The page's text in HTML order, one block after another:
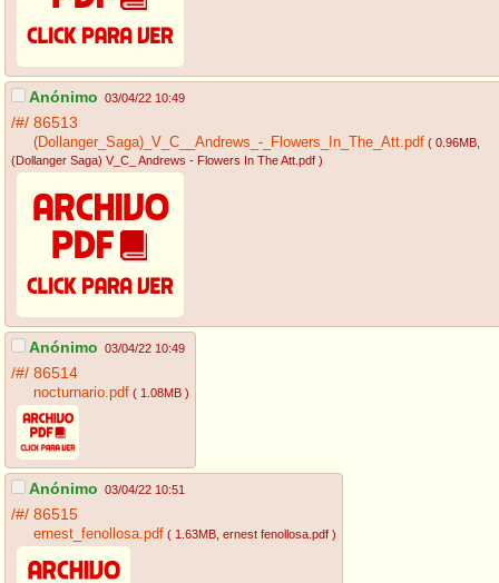
Anónimo 03/04/22 10:49
/#/ 86513
(Dollanger_Saga)_V_C__Andrews_-_Flowers_In_The_Att.pdf ( 0.96MB
(Dollanger Saga) V_C_ Andrews - Flowers In The Att.pdf )
Anónimo 03/04/22 10:49
/#/ 86514
nocturnario.pdf ( 1.08MB )
Anónimo 03/04/22 10:51
/#/ 86515
ernest_fenollosa.pdf ( 1.63MB , ernest fenollosa.pdf )